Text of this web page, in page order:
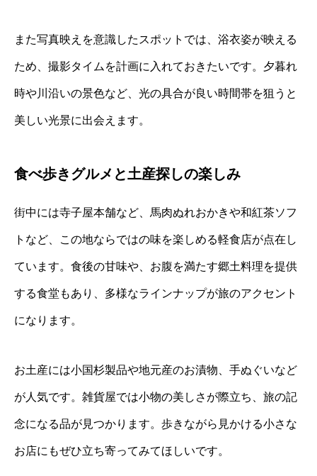
また写真映えを意識したスポットでは、浴衣姿が映える
ため、撮影タイムを計画に入れておきたいです。夕暮れ
時や川沿いの景色など、光の具合が良い時間帯を狙うと
美しい光景に出会えます。
食べ歩きグルメと土産探しの楽しみ
街中には寺子屋本舗など、馬肉ぬれおかきや和紅茶ソフ
トなど、この地ならではの味を楽しめる軽食店が点在し
ています。食後の甘味や、お腹を満たす郷土料理を提供
する食堂もあり、多様なラインナップが旅のアクセント
になります。
お土産には小国杉製品や地元産のお漬物、手ぬぐいなど
が人気です。雑貨屋では小物の美しさが際立ち、旅の記
念になる品が見つかります。歩きながら見かける小さな
お店にもぜひ立ち寄ってみてほしいです。